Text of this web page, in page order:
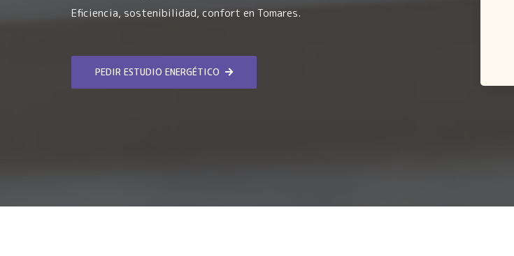
Eficiencia, sostenibilidad, confort en Tomares.
PEDIR ESTUDIO ENERGÉTICO